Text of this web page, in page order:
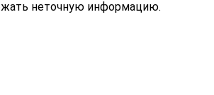
неточную информацию.